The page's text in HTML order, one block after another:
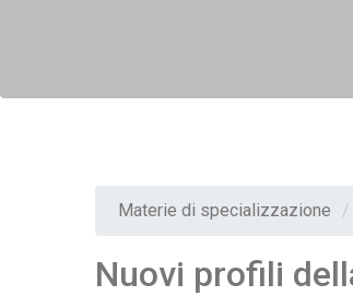
Materie di specializzazione
Nuovi profili